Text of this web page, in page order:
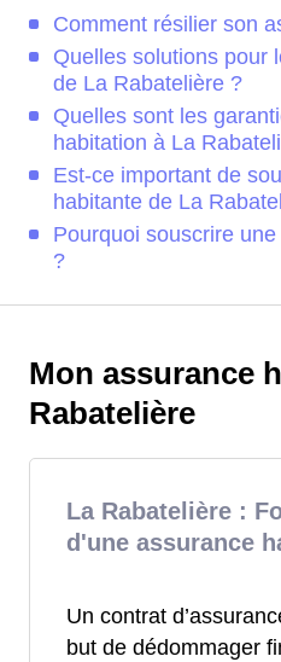
Comment résilier son
Quelles solutions pour
de La Rabatelière ?
Quelles sont les
habitation à La
Est-ce important de
habitante de La
Pourquoi souscrire
?
Mon assurance
Rabatelière
La Rabatelière :
d'une assurance
Un contrat
but de dédommager